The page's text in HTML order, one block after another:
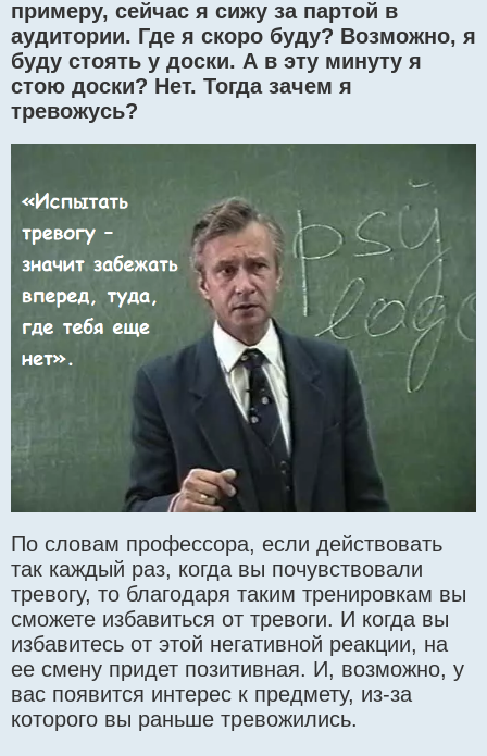
примеру, сейчас я сижу за партой в
аудитории. Где я скоро буду? Возможно, я
буду стоять у доски. А в эту минуту я
стою доски? Нет. Тогда зачем я
тревожусь?
По словам профессора, если действовать
так каждый раз, когда вы почувствовали
тревогу, то благодаря таким тренировкам вы
сможете избавиться от тревоги. И когда вы
избавитесь от этой негативной реакции, на
ее смену придет позитивная. И, возможно, у
вас появится интерес к предмету, из-за
которого вы раньше тревожились.